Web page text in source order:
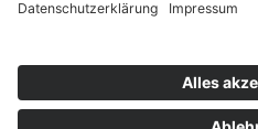
Follow us